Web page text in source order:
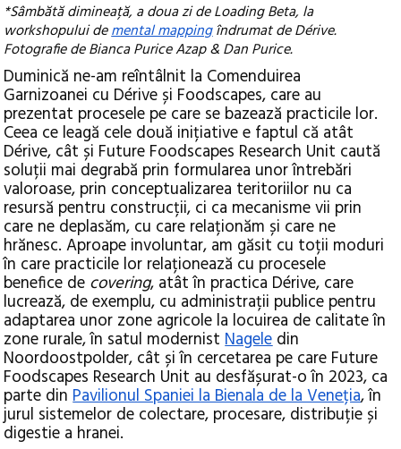
*Sâmbătă dimineață, a doua zi de Loading Beta, la
workshopului demental mappingîndrumat de Dérive.
Fotografie de Bianca Purice Azap & Dan Purice.
Duminică ne-am reîntâlnit la Comenduirea
Garnizoanei cu Dérive și Foodscapes, care au
prezentat procesele pe care se bazează practicile lor.
Ceea ce leagă cele două inițiative e faptul că atât
Dérive, cât și Future Foodscapes Research Unit caută
soluții mai degrabă prin formularea unor întrebări
valoroase, prin conceptualizarea teritoriilor nu ca
resursă pentru construcții, ci ca mecanisme vii prin
care ne deplasăm, cu care relaționăm și care ne
hrănesc. Aproape involuntar, am găsit cu toții moduri
în care practicile lor relaționează cu procesele
benefice de covering, atât în practica Dérive, care
lucrează, de exemplu, cu administrații publice pentru
adaptarea unor zone agricole la locuirea de calitate în
zone rurale, în satul modernistNageledin
Noordoostpolder, cât și în cercetarea pe care Future
Foodscapes Research Unit au desfășurat-o în 2023, ca
parte dinPavilionul Spaniei la Bienala de la Veneția, în
jurul sistemelor de colectare, procesare, distribuție și
digestie a hranei.